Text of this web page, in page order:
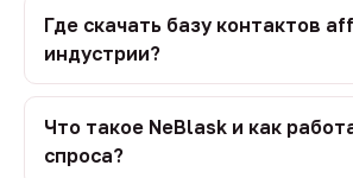
Где скачать базу контактов
индустрии?
Что такое NeBlask и как
спроса?